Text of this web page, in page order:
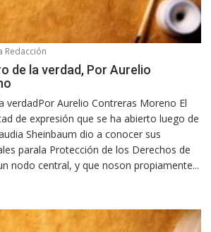
Redacción
de la verdad, Por Aurelio
verdadPor Aurelio Contreras Moreno El
de expresión que se ha abierto luego de
Sheinbaum dio a conocer sus
parala Protección de los Derechos de
nodo central, y que noson propiamente...